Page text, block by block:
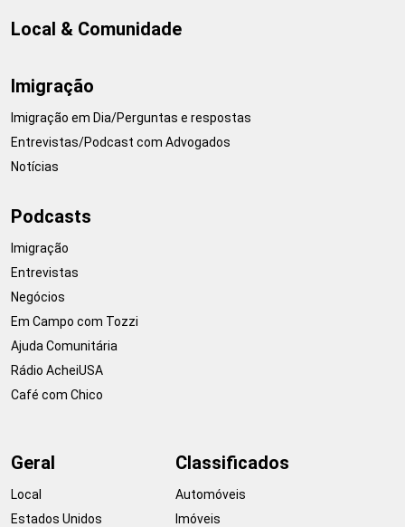
Local & Comunidade
Imigração
Imigração em Dia/Perguntas e respostas
Entrevistas/Podcast com Advogados
Notícias
Podcasts
Imigração
Entrevistas
Negócios
Em Campo com Tozzi
Ajuda Comunitária
Rádio AcheiUSA
Café com Chico
Geral
Local
Estados Unidos
Classificados
Automóveis
Imóveis